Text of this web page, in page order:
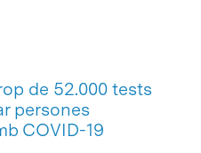
de 52.000 tests
persones
COVID-19